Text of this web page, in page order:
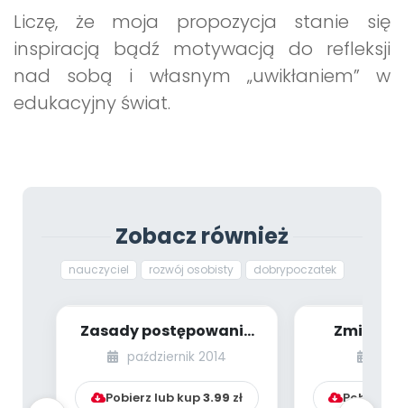
Liczę, że moja propozycja stanie się
inspiracją bądź motywacją do refleksji
nad sobą i własnym „uwikłaniem” w
edukacyjny świat.
Zobacz również
nauczyciel rozwój osobisty dobrypoczatek
Zasady postępowania
z dzieckiem
nadpobudliwym
psychoruc...
październik 2014
Pobierz lub kup3.99 zł
Zmiany
Pobierz